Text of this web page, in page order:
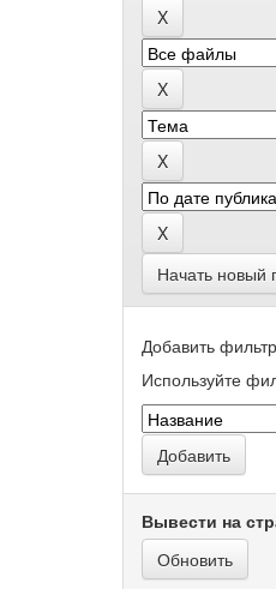
Начать новый
Добавить
Используйте
Вывести на